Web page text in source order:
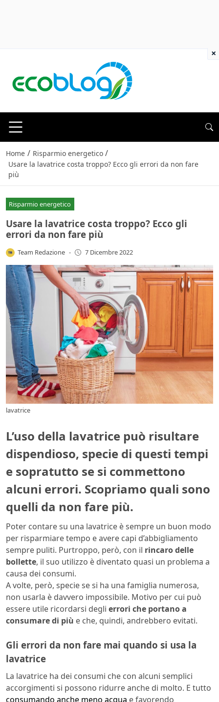
Home / Risparmio energetico /
Usare la lavatrice costa troppo? Ecco gli errori da non fare
più
Risparmio energetico
Usare la lavatrice costa troppo? Ecco gli
errori da non fare più
Team Redazione - 7 Dicembre 2022
lavatrice
L’uso della lavatrice può risultare
dispendioso, specie di questi tempi
e sopratutto se si commettono
alcuni errori. Scopriamo quali sono
quelli da non fare più.
Poter contare su una lavatrice è sempre un buon modo
per risparmiare tempo e avere capi d’abbigliamento
sempre puliti. Purtroppo, però, con il rincaro delle
bollette, il suo utilizzo è diventato quasi un problema a
causa dei consumi.
A volte, però, specie se si ha una famiglia numerosa,
non usarla è davvero impossibile. Motivo per cui può
essere utile ricordarsi degli errori che portano a
consumare di più e che, quindi, andrebbero evitati.
Gli errori da non fare mai quando si usa la
lavatrice
La lavatrice ha dei consumi che con alcuni semplici
accorgimenti si possono ridurre anche di molto. E tutto
consumando anche meno acqua e favorendo
×